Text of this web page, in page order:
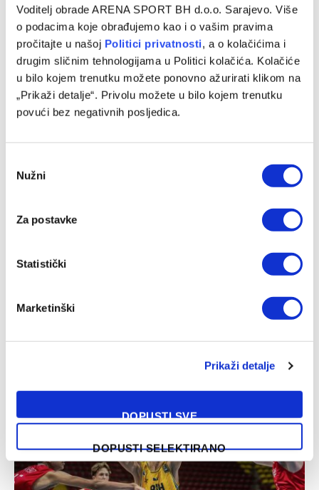
Voditelj obrade ARENA SPORT BH d.o.o. Sarajevo. Više
o podacima koje obrađujemo kao i o vašim pravima
pročitajte u našoj Politici privatnosti, a o kolačićima i
drugim sličnim tehnologijama u Politici kolačića. Kolačiće
u bilo kojem trenutku možete ponovno ažurirati klikom na
„Prikaži detalje“. Privolu možete u bilo kojem trenutku
povući bez negativnih posljedica.
Selection
Nužni
Za postavke
Statistički
Marketinški
Prikaži detalje
DOPUSTI SVE
DOPUSTI SELEKTIRANO
08/08/2026